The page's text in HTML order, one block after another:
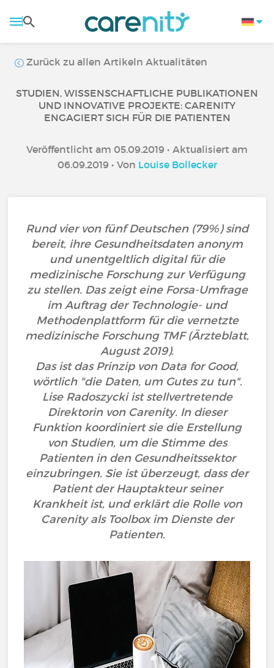
Zurück zu allen Artikeln Aktualitäten
STUDIEN, WISSENSCHAFTLICHE PUBLIKATIONEN
UND INNOVATIVE PROJEKTE: CARENITY
ENGAGIERT SICH FÜR DIE PATIENTEN
Veröffentlicht am 05.09.2019 • Aktualisiert am
06.09.2019 • Von Louise Bollecker
Rund vier von fünf Deutschen (79%) sind
bereit, ihre Gesundheitsdaten anonym
und unentgeltlich digital für die
medizinische Forschung zur Verfügung
zu stellen. Das zeigt eine Forsa-Umfrage
im Auftrag der Technologie- und
Methodenplatt­form für die vernetzte
medizinische Forschung TMF (Ärzteblatt,
August 2019).
Das ist das Prinzip von Data for Good,
wörtlich "die Daten, um Gutes zu tun".
Lise Radoszycki ist stellvertretende
Direktorin von Carenity. In dieser
Funktion koordiniert sie die Erstellung
von Studien, um die Stimme des
Patienten in den Gesundheitssektor
einzubringen. Sie ist überzeugt, dass der
Patient der Hauptakteur seiner
Krankheit ist, und erklärt die Rolle von
Carenity als Toolbox im Dienste der
Patienten.